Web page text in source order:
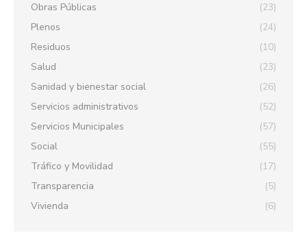
Obras Públicas
(23)
Plenos
(24)
Residuos
(10)
Salud
(23)
Sanidad y bienestar social
(26)
Servicios administrativos
(52)
Servicios Municipales
(57)
Social
(55)
Tráfico y Movilidad
(17)
Transparencia
(5)
Vivienda
(6)